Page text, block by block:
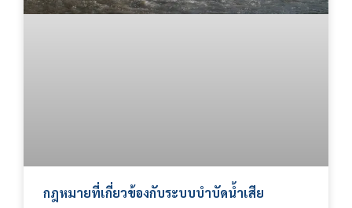
กฎหมายที่เกี่ยวข้องกับระบบบำบัดน้ำเสีย